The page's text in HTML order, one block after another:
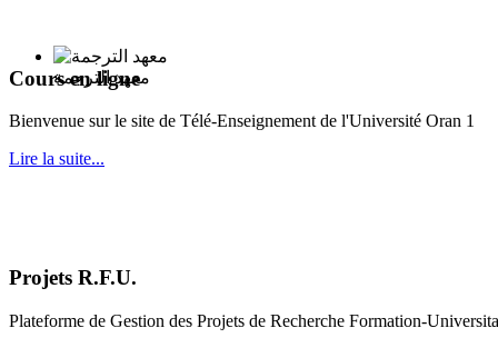
معهد الترجمة
Cours en ligne
Bienvenue sur le site de Télé-Enseignement de l'Université Oran 1
Lire la suite...
Projets R.F.U.
Plateforme de Gestion des Projets de Recherche Formation-